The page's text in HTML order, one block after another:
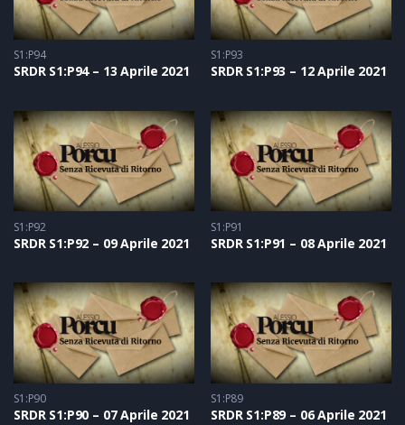
S1:P94
SRDR S1:P94 – 13 Aprile 2021
S1:P93
SRDR S1:P93 – 12 Aprile 2021
S1:P92
SRDR S1:P92 – 09 Aprile 2021
S1:P91
SRDR S1:P91 – 08 Aprile 2021
S1:P90
SRDR S1:P90 – 07 Aprile 2021
S1:P89
SRDR S1:P89 – 06 Aprile 2021